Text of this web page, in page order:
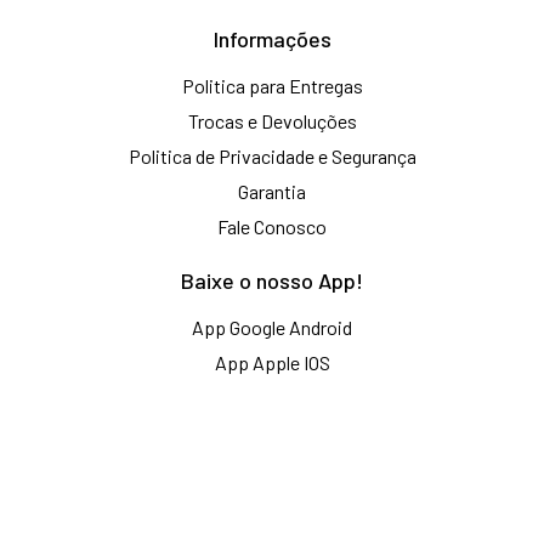
Informações
Politica para Entregas
Trocas e Devoluções
Politica de Privacidade e Segurança
Garantia
Fale Conosco
Baixe o nosso App!
App Google Android
App Apple IOS